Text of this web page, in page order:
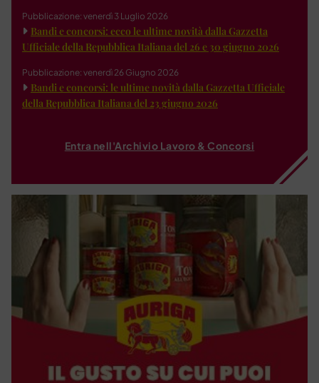
Pubblicazione: venerdì 3 Luglio 2026
Bandi e concorsi: ecco le ultime novità dalla Gazzetta
Ufficiale della Repubblica Italiana del 26 e 30 giugno 2026
Pubblicazione: venerdì 26 Giugno 2026
Bandi e concorsi: le ultime novità dalla Gazzetta Ufficiale
della Repubblica Italiana del 23 giugno 2026
Entra nell'Archivio Lavoro & Concorsi